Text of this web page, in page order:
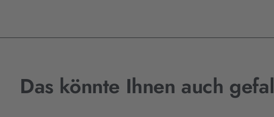
Das könnte Ihnen auch